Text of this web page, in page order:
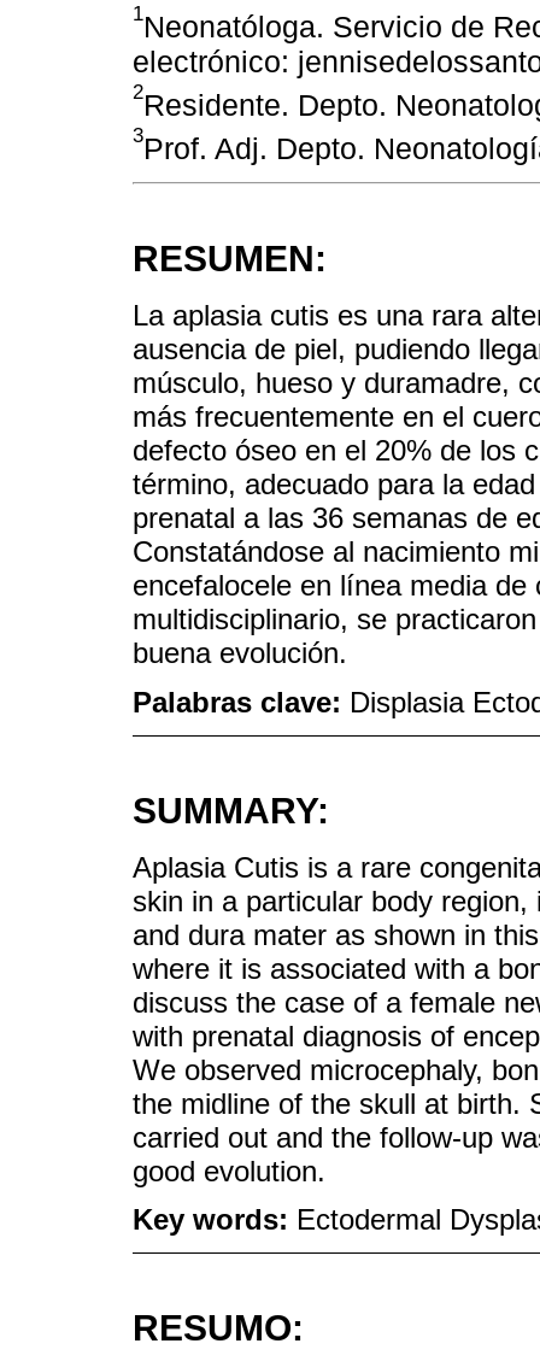
1Neonatóloga. Servicio de
electrónico:
2Residente. Depto.
3Prof. Adj. Depto.
RESUMEN:
La aplasia cutis es una rara
ausencia de piel, pudiendo
músculo, hueso y duramadre,
más frecuentemente en el
defecto óseo en el 20% de los
término, adecuado para la
prenatal a las 36 semanas de
Constatándose al nacimiento
encefalocele en línea media
multidisciplinario, se
buena evolución.
Palabras clave: Displasia
SUMMARY:
Aplasia Cutis is a rare
skin in a particular body
and dura mater as shown in
where it is associated with a
discuss the case of a female
with prenatal diagnosis of
We observed microcephaly,
the midline of the skull at birth.
carried out and the follow-up
good evolution.
Key words: Ectodermal
RESUMO: